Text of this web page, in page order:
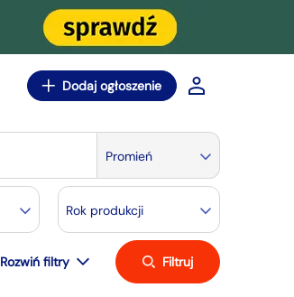
Dodaj ogłoszenie
Promień
Rok produkcji
Rozwiń filtry Filtruj